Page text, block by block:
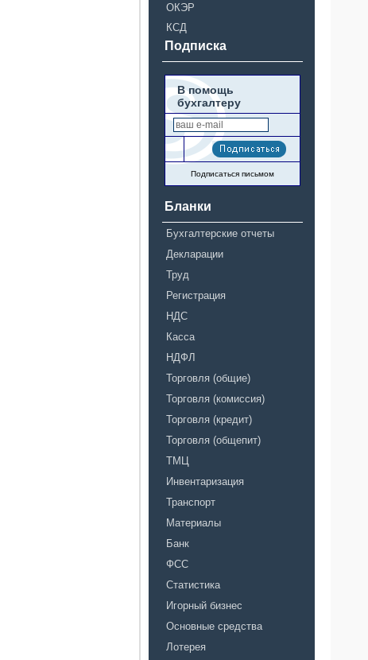
ОКЭР
КСД
Подписка
В помощь
бухгалтеру
Подписаться письмом
Бланки
Бухгалтерские отчеты
Декларации
Труд
Регистрация
НДС
Касса
НДФЛ
Торговля (общие)
Торговля (комиссия)
Торговля (кредит)
Торговля (общепит)
ТМЦ
Инвентаризация
Транспорт
Материалы
Банк
ФСС
Статистика
Игорный бизнес
Основные средства
Лотерея